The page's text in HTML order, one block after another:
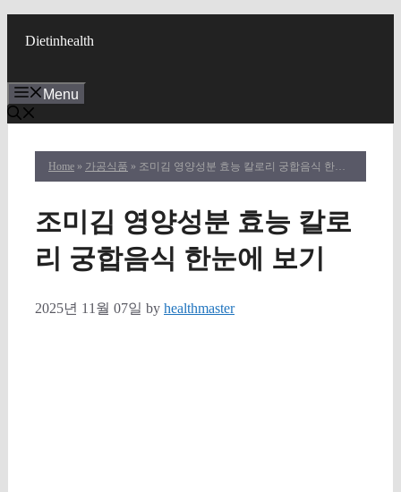
Dietinhealth
Menu
Home » 가공식품 » 조미김 영양성분 효능 칼로리 궁합음식 한눈에 보기
조미김 영양성분 효능 칼로
리 궁합음식 한눈에 보기
2025년 11월 07일 by healthmaster